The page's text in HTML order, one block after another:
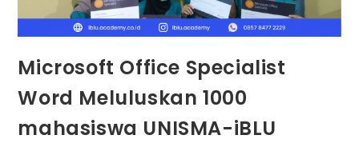
Microsoft Office Specialist
Word Meluluskan 1000
mahasiswa UNISMA-iBLU